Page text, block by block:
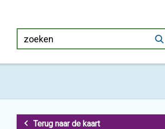
Terug naar de kaart